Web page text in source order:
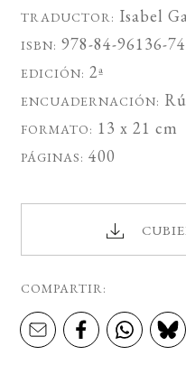
TRADUCTOR: Isabel
ISBN: 978-84-96136-
EDICIÓN: 2ª
ENCUADERNACIÓN:
FORMATO: 13 x 21 cm
PÁGINAS: 400
COMPARTIR: